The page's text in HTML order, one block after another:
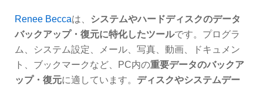
Renee Beccaは、
システムやハードディスクのデータ
バックアップ・復元に特化したツールです。プログラ
ム、システム設定、メール、写真、動画、ドキュメン
ト、ブックマークなど、PC内の重要データのバックア
ップ・復元に適しています。 ディスクやシステムデー